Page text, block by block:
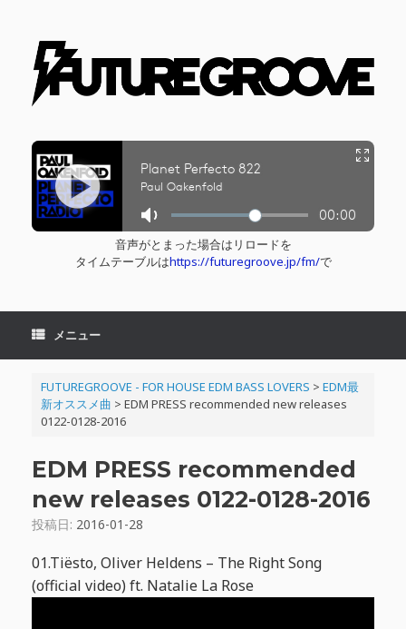
音声がとまった場合はリロードを
タイムテーブルはhttps://futuregroove.jp/fm/で
メニュー
FUTUREGROOVE - FOR HOUSE EDM BASS LOVERS > EDM最
新オススメ曲 > EDM PRESS recommended new releases
0122-0128-2016
EDM PRESS recommended
new releases 0122-0128-2016
投稿日: 2016-01-28
01.Tiësto, Oliver Heldens – The Right Song
(official video) ft. Natalie La Rose